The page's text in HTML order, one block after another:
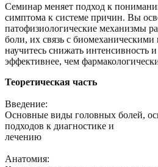
Семинар меняет подход к
симптома к системе причин. Вы
патофизиологические механизмы
боли, их связь с
научитесь снижать интенсивность
эффективнее, чем
Теоретическая часть
Введение:
Основные виды головных болей,
подходов к диагностике и
лечению
Анатомия: